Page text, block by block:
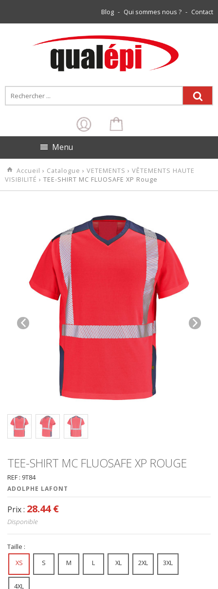
Blog - Qui sommes nous ? - Contact
Menu
Accueil › Catalogue ›VETEMENTS ›VÊTEMENTS HAUTE
VISIBILITÉ › TEE-SHIRT MC FLUOSAFE XP Rouge
TEE-SHIRT MC FLUOSAFE XP ROUGE
REF : 9T84
ADOLPHE LAFONT
Prix : 28.44 €
Disponible
Taille :
XS
S M L XL 2XL 3XL
4XL